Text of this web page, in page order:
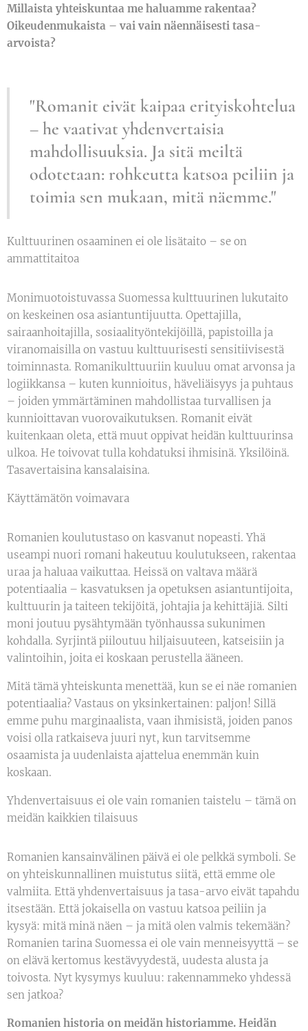
Millaista yhteiskuntaa me haluamme rakentaa?
Oikeudenmukaista – vai vain näennäisesti tasa-
arvoista?
"Romanit eivät kaipaa erityiskohtelua
– he vaativat yhdenvertaisia
mahdollisuuksia. Ja sitä meiltä
odotetaan: rohkeutta katsoa peiliin ja
toimia sen mukaan, mitä näemme."
Kulttuurinen osaaminen ei ole lisätaito – se on
ammattitaitoa
Monimuotoistuvassa Suomessa kulttuurinen lukutaito
on keskeinen osa asiantuntijuutta. Opettajilla,
sairaanhoitajilla, sosiaalityöntekijöillä, papistoilla ja
viranomaisilla on vastuu kulttuurisesti sensitiivisestä
toiminnasta. Romanikulttuuriin kuuluu omat arvonsa ja
logiikkansa – kuten kunnioitus, häveliäisyys ja puhtaus
– joiden ymmärtäminen mahdollistaa turvallisen ja
kunnioittavan vuorovaikutuksen. Romanit eivät
kuitenkaan oleta, että muut oppivat heidän kulttuurinsa
ulkoa. He toivovat tulla kohdatuksi ihmisinä. Yksilöinä.
Tasavertaisina kansalaisina.
Käyttämätön voimavara
Romanien koulutustaso on kasvanut nopeasti. Yhä
useampi nuori romani hakeutuu koulutukseen, rakentaa
uraa ja haluaa vaikuttaa. Heissä on valtava määrä
potentiaalia – kasvatuksen ja opetuksen asiantuntijoita,
kulttuurin ja taiteen tekijöitä, johtajia ja kehittäjiä. Silti
moni joutuu pysähtymään työnhaussa sukunimen
kohdalla. Syrjintä piiloutuu hiljaisuuteen, katseisiin ja
valintoihin, joita ei koskaan perustella ääneen.
Mitä tämä yhteiskunta menettää, kun se ei näe romanien
potentiaalia? Vastaus on yksinkertainen: paljon! Sillä
emme puhu marginaalista, vaan ihmisistä, joiden panos
voisi olla ratkaiseva juuri nyt, kun tarvitsemme
osaamista ja uudenlaista ajattelua enemmän kuin
koskaan.
Yhdenvertaisuus ei ole vain romanien taistelu – tämä on
meidän kaikkien tilaisuus
Romanien kansainvälinen päivä ei ole pelkkä symboli. Se
on yhteiskunnallinen muistutus siitä, että emme ole
valmiita. Että yhdenvertaisuus ja tasa-arvo eivät tapahdu
itsestään. Että jokaisella on vastuu katsoa peiliin ja
kysyä: mitä minä näen – ja mitä olen valmis tekemään?
Romanien tarina Suomessa ei ole vain menneisyyttä – se
on elävä kertomus kestävyydestä, uudesta alusta ja
toivosta. Nyt kysymys kuuluu: rakennammeko yhdessä
sen jatkoa?
Romanien historia on meidän historiamme. Heidän